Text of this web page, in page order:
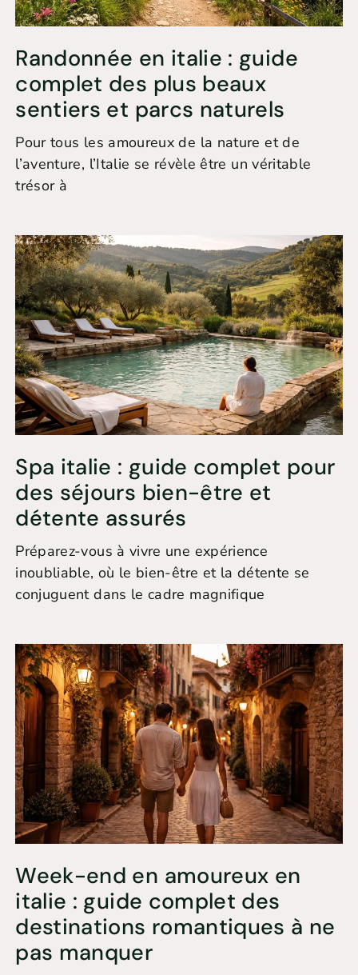
Randonnée en italie : guide
complet des plus beaux
sentiers et parcs naturels
Pour tous les amoureux de la nature et de
l’aventure, l’Italie se révèle être un véritable
trésor à
Spa italie : guide complet pour
des séjours bien-être et
détente assurés
Préparez-vous à vivre une expérience
inoubliable, où le bien-être et la détente se
conjuguent dans le cadre magnifique
Week-end en amoureux en
italie : guide complet des
destinations romantiques à ne
pas manquer